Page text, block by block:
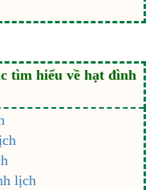
tìm hiểu về hạt đình
lịch